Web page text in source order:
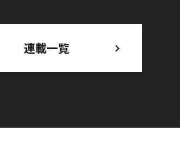
連載一覧